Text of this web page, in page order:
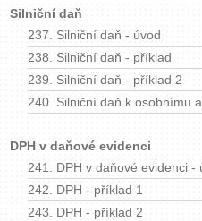
Silniční daň
237. Silniční daň - úvod
238. Silniční daň - příklad
239. Silniční daň - příklad 2
240. Silniční daň k osobnímu
DPH v daňové evidenci
241. DPH v daňové evidenci -
242. DPH - příklad 1
243. DPH - příklad 2